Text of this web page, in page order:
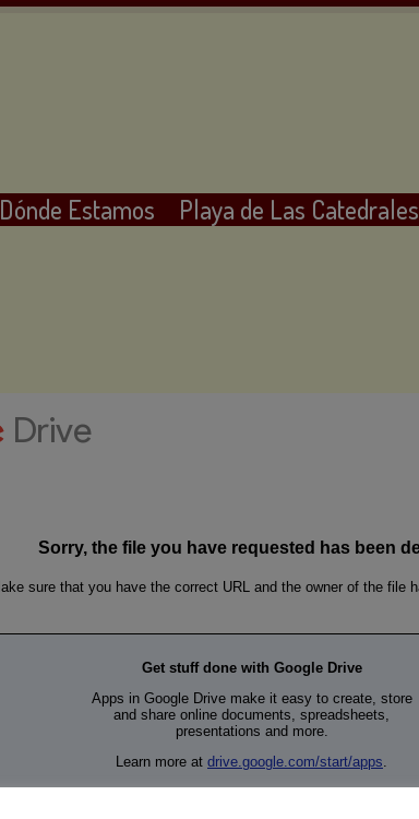
Dónde Estamos Playa de Las Catedrales